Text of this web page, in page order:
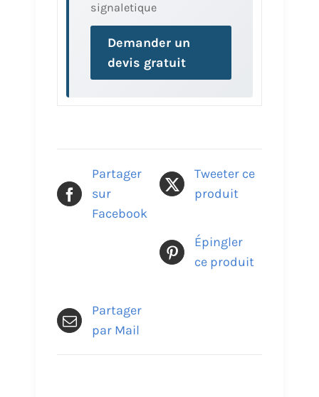
signaletique
Demander un
devis gratuit
Partager
sur
Facebook
Tweeter ce
produit
Épingler
ce produit
Partager
par Mail